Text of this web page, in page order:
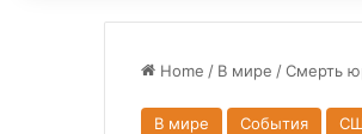
Home / В мире /Смерть
В мире События